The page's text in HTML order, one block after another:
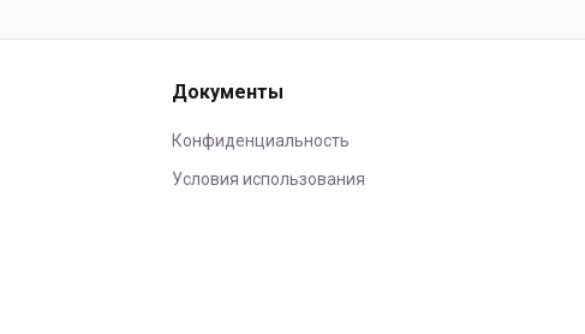
Документы
Конфиденциальность
Условия использования